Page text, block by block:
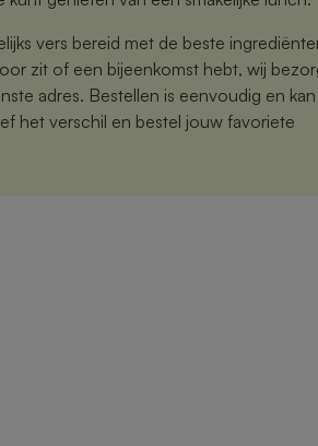
vers bereid met de beste
zit of een bijeenkomst hebt, wij
adres. Bestellen is eenvoudig en
het verschil en bestel jouw favoriete